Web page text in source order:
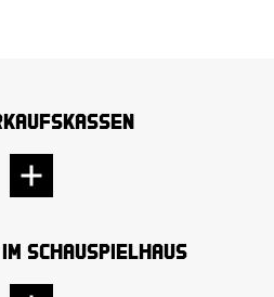
Schauspielhaus